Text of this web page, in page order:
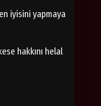
iyisini yapmaya
hakkını helal